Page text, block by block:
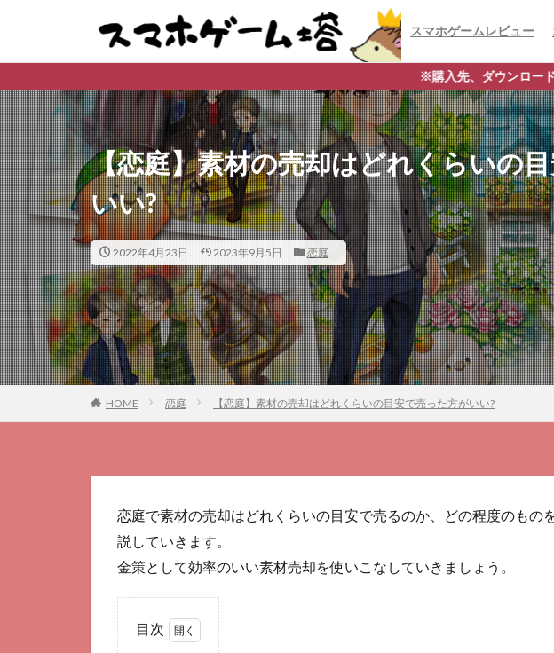
スマホゲームレビュー
※購入先、ダウンロードへのリンクにはアフ
【恋庭】素材の売却はどれくらいの
いい?
2022年4月23日 2023年9月5日 恋庭
HOME 恋庭 【恋庭】素材の売却はどれくらいの目安で売った方がいい?
恋庭で素材の売却はどれくらいの目安で売るのか、どの程度のもの
説していきます。
金策として効率のいい素材売却を使いこなしていきましょう。
目次